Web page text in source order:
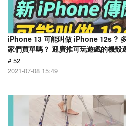
iPhone 13 可能叫做 iPhone 12s ?
家們買單嗎？ 迎廣推可玩遊戲的機殼
# 52
2021-07-08 15:49